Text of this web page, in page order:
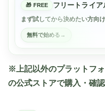
FREE フリートライア
まず試してから決めたい方向け
無料で始める
※上記以外のプラットフ
の公式ストアで購入・確認